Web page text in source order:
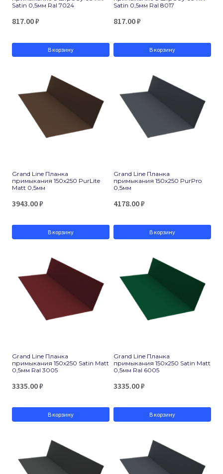
Satin 0,5мм Ral 7024
817.00₽
В корзину
Satin 0,5мм Ral 8017
817.00₽
В корзину
Grand Line Планка
примыкания 150х250 PurLite
Matt 0,5мм
3943.00₽
В корзину
Grand Line Планка
примыкания 150х250 PurPro
0,5мм
4178.00₽
В корзину
Grand Line Планка
примыкания 150х250 Satin Matt
0,5мм Ral 3005
3335.00₽
В корзину
Grand Line Планка
примыкания 150х250 Satin Matt
0,5мм Ral 6005
3335.00₽
В корзину